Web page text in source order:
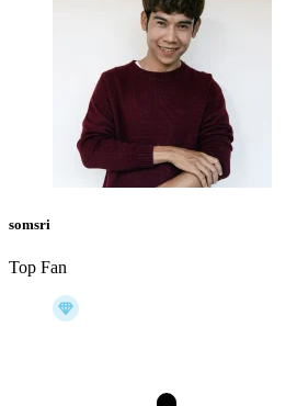
somsri
Top Fan